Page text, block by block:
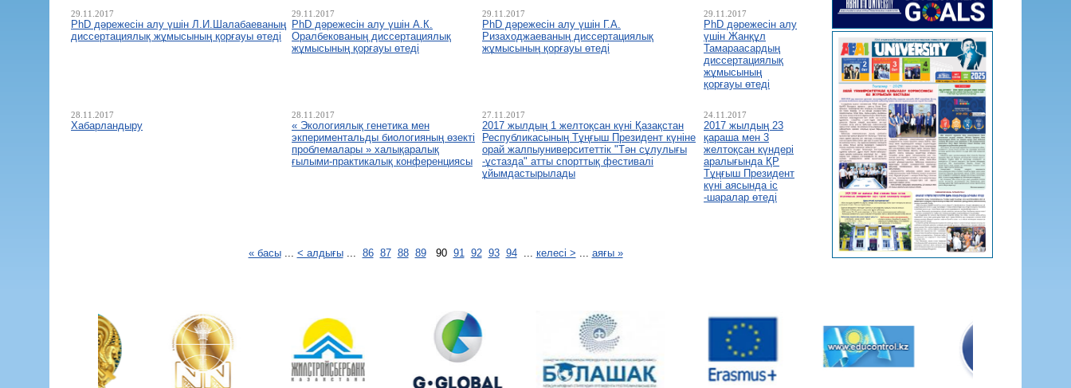
29.11.2017
РhD дәрежесін алу үшін Л.И.Шалабаеваның
диссертациялық жұмысының қорғауы өтеді
29.11.2017
РhD дәрежесін алу үшін А.К.
Оралбекованың диссертациялық
жұмысының қорғауы өтеді
29.11.2017
РhD дәрежесін алу үшін Г.А.
Ризаходжаеваның диссертациялық
жұмысының қорғауы өтеді
29.11.2017
РhD дәрежесін алу
үшін Жанқұл
Тамараасардың
диссертациялық
жұмысының
қорғауы өтеді
28.11.2017
Хабарландыру
28.11.2017
« Экологиялық генетика мен
экпериментальды биологияның өзекті
проблемалары » халықаралық
ғылыми-практикалық конференциясы
27.11.2017
2017 жылдың 1 желтоқсан күні Қазақстан
Республикасының Тұңғыш Президент күніне
орай жалпыуниверситеттік "Тән сұлулығы
-ұстазда" атты спорттық фестивалі
ұйымдастырылады
24.11.2017
2017 жылдың 23
қараша мен 3
желтоқсан күндері
аралығында ҚР
Тұңғыш Президент
күні аясында іс
-шаралар өтеді
« басы... < алдығы... 86 87 88 89 90 91 92 93 94... келесі > ... аяғы »